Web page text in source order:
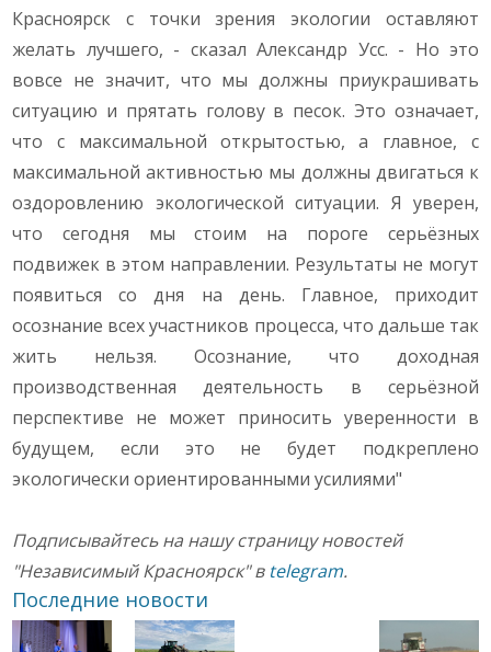
Красноярск с точки зрения экологии оставляют
желать лучшего, - сказал Александр Усс. - Но это
вовсе не значит, что мы должны приукрашивать
ситуацию и прятать голову в песок. Это означает,
что с максимальной открытостью, а главное, с
максимальной активностью мы должны двигаться к
оздоровлению экологической ситуации. Я уверен,
что сегодня мы стоим на пороге серьёзных
подвижек в этом направлении. Результаты не могут
появиться со дня на день. Главное, приходит
осознание всех участников процесса, что дальше так
жить нельзя. Осознание, что доходная
производственная деятельность в серьёзной
перспективе не может приносить уверенности в
будущем, если это не будет подкреплено
экологически ориентированными усилиями"
Подписывайтесь на нашу страницу новостей
"Независимый Красноярск" в telegram.
Последние новости